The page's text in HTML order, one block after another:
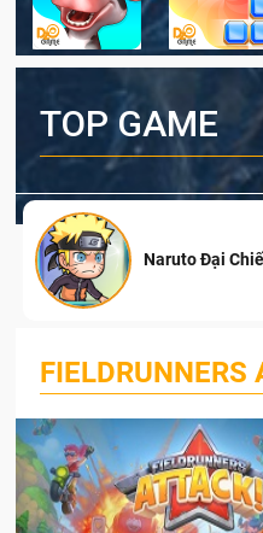
TOP GAME
Naruto Đại
FIELDRUNNERS